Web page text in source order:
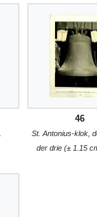
46
St. Antonius-klok,
der drie (± 1.15